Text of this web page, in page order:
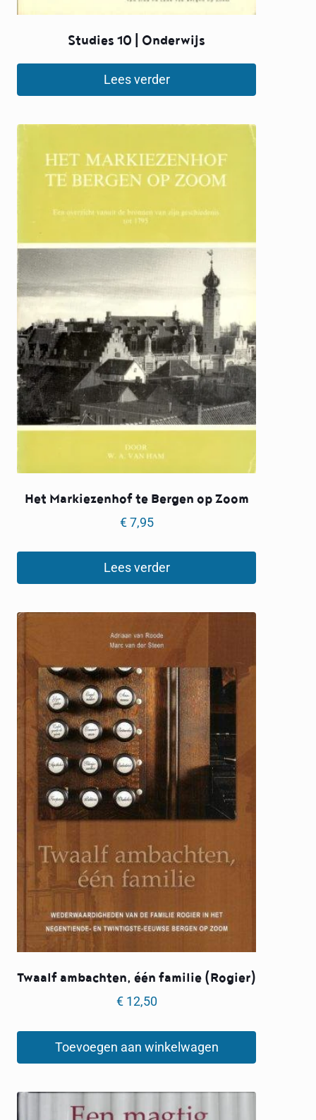
Studies 10 | Onderwijs
Lees verder
Het Markiezenhof te Bergen op Zoom
€7,95
Lees verder
Twaalf ambachten, één familie (Rogier)
€12,50
Toevoegen aan winkelwagen